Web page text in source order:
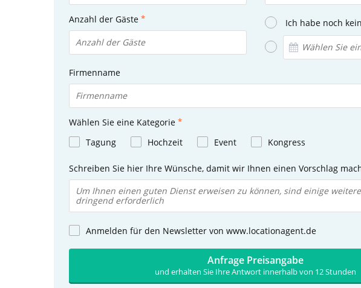
Anzahl der Gäste Ich habe noch
Firmenname
Wählen Sie eine Kategorie
Tagung
Hochzeit Event Kongress
Schreiben Sie hier Ihre Wünsche, damit wir Ihnen einen Vorschlag
Anmelden für den Newsletter von www.locationagent.de
Anfrage Preisangabe
und erhalten Sie Ihre Antwort innerhalb von 12 Stunden